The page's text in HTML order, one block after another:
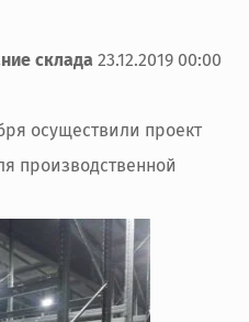
склада 23.12.2019 00:00
осуществили проект
производственной